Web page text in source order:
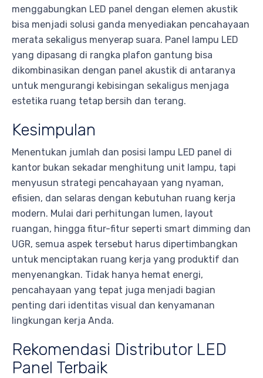
menggabungkan LED panel dengan elemen akustik
bisa menjadi solusi ganda menyediakan pencahayaan
merata sekaligus menyerap suara. Panel lampu LED
yang dipasang di rangka plafon gantung bisa
dikombinasikan dengan panel akustik di antaranya
untuk mengurangi kebisingan sekaligus menjaga
estetika ruang tetap bersih dan terang.
Kesimpulan
Menentukan jumlah dan posisi lampu LED panel di
kantor bukan sekadar menghitung unit lampu, tapi
menyusun strategi pencahayaan yang nyaman,
efisien, dan selaras dengan kebutuhan ruang kerja
modern. Mulai dari perhitungan lumen, layout
ruangan, hingga fitur-fitur seperti smart dimming dan
UGR, semua aspek tersebut harus dipertimbangkan
untuk menciptakan ruang kerja yang produktif dan
menyenangkan. Tidak hanya hemat energi,
pencahayaan yang tepat juga menjadi bagian
penting dari identitas visual dan kenyamanan
lingkungan kerja Anda.
Rekomendasi Distributor LED
Panel Terbaik